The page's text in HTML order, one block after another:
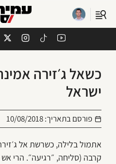
כשאל ג׳זירה
ישראל
פורסם בתאריך:10/08/2018
אתמול בלילה, כשרשת אל
קרבה (סליחה, ״רגיעה״. הרי